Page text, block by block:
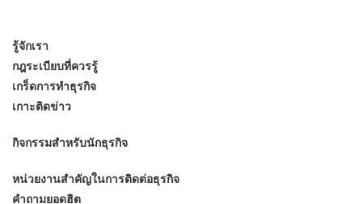
รู้จักเรา
กฎระเบียบที่ควรรู้
เกร็ดการทำธุรกิจ
เกาะติดข่าว
กิจกรรมสำหรับนักธุรกิจ
หน่วยงานสำคัญในการติดต่อธุรกิจ
คำถามยอดฮิต